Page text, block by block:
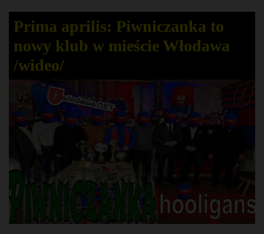
Prima aprilis: Piwniczanka to
nowy klub w mieście Włodawa
/wideo/